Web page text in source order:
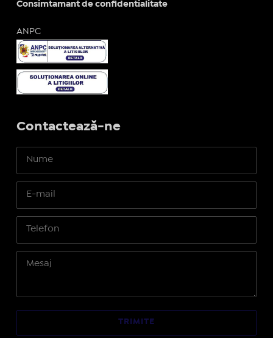
Consimtamant de confidentialitate
ANPC
Contactează-ne